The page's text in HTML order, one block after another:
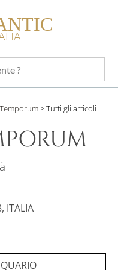
>Tutti gli articoli
ITALIA